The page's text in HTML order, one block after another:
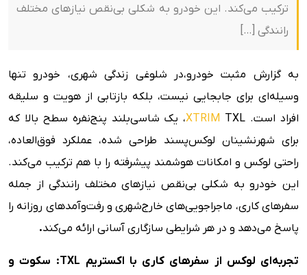
ترکیب می‌کند. این خودرو به شکلی بی‌نقص نیازهای مختلف
رانندگی […]
به گزارش مثبت خودرو،در شلوغی زندگی شهری، خودرو تنها
وسیله‌ای برای جابجایی نیست، بلکه بازتابی از هویت و سلیقه
افراد است.
XTRIMTXL، یک شاسی‌بلند پنج‌نفره سطح بالا که
برای شهرنشینان لوکس‌پسند طراحی شده، عملکرد فوق‌العاده،
راحتی لوکس و امکانات هوشمند پیشرفته را با هم ترکیب می‌کند.
این خودرو به شکلی بی‌نقص نیازهای مختلف رانندگی از جمله
سفرهای کاری، ماجراجویی‌های خارج‌شهری و رفت‌وآمدهای روزانه را
پاسخ می‌دهد و در هر شرایطی سازگاری آسانی ارائه می‌کند.
تجربه‌ای لوکس از سفرهای کاری با اکستریم : سکوت و